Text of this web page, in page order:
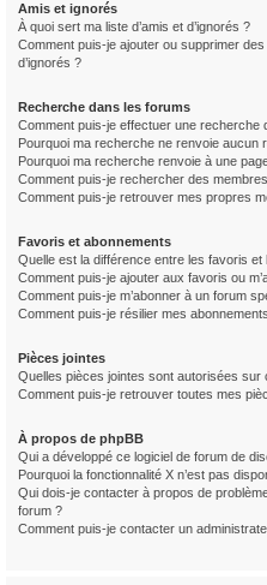
Amis et ignorés
À quoi sert ma liste d’amis et d’ignorés ?
Comment puis-je ajouter ou supprimer
d’ignorés ?
Recherche dans les forums
Comment puis-je effectuer une recherche
Pourquoi ma recherche ne renvoie aucun
Pourquoi ma recherche renvoie à une
Comment puis-je rechercher des
Comment puis-je retrouver mes propres
Favoris et abonnements
Quelle est la différence entre les favoris et
Comment puis-je ajouter aux favoris ou
Comment puis-je m’abonner à un forum
Comment puis-je résilier mes
Pièces jointes
Quelles pièces jointes sont autorisées sur
Comment puis-je retrouver toutes mes
À propos de phpBB
Qui a développé ce logiciel de forum de
Pourquoi la fonctionnalité X n’est pas
Qui dois-je contacter à propos de
forum ?
Comment puis-je contacter un